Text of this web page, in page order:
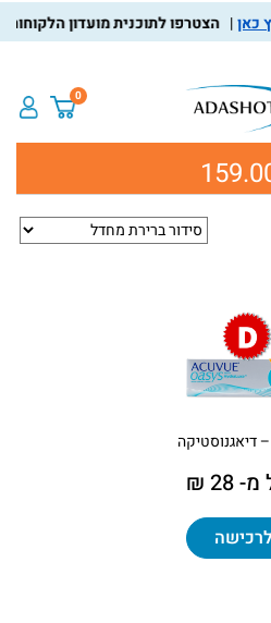
הצטרפו לתוכנית מועדון הלקוחות,
0
28 ₪
לרכישה